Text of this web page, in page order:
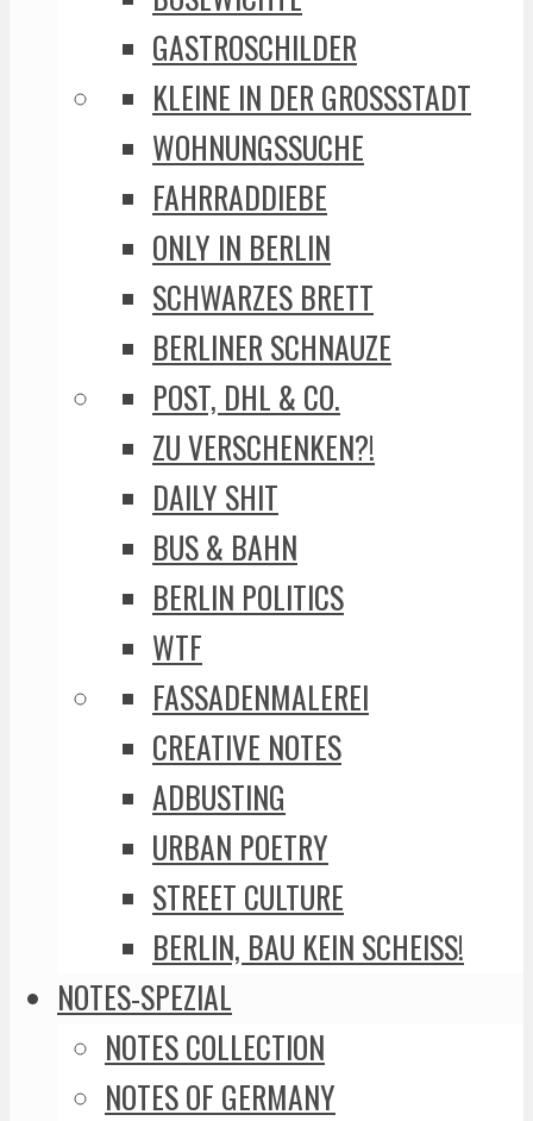
GASTROSCHILDER
KLEINE IN DER GROSSSTADT
WOHNUNGSSUCHE
FAHRRADDIEBE
ONLY IN BERLIN
SCHWARZES BRETT
BERLINER SCHNAUZE
POST, DHL & CO.
ZU VERSCHENKEN?!
DAILY SHIT
BUS & BAHN
BERLIN POLITICS
WTF
FASSADENMALEREI
CREATIVE NOTES
ADBUSTING
URBAN POETRY
STREET CULTURE
BERLIN, BAU KEIN SCHEISS!
NOTES-SPEZIAL
NOTES COLLECTION
NOTES OF GERMANY